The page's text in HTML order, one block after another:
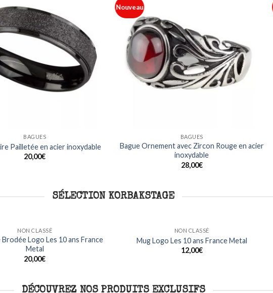
BAGUES
Pailletée en acier inoxydable
20,00€
Nouveau
BAGUES
Bague Ornement avec Zircon Rouge en acier
inoxydable
28,00€
SÉLECTION KORBAKSTAGE
NON CLASSÉ
T Shirt Kermhit Logo
15,00
NON CLASSÉ
T Shirt Manches Longues Heart Of
Metalhead France Metal
DÉCOUVREZ NOS PRODUITS EXCLUSIFS